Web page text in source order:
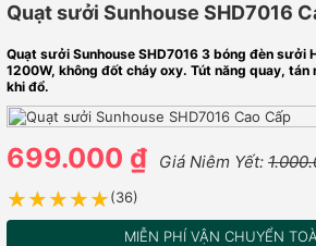
Quạt sưởi Sunhouse SHD7016
Quạt sưởi Sunhouse SHD7016 3 bóng đèn sưởi
1200W, không đốt cháy oxy. Tút năng quay,
khi đổ.
699.000 ₫ Giá Niêm Yết:
★★★★★
★★★★★(36)
MIỄN PHÍ VẬN CHUYỂN